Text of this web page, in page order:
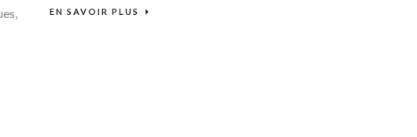
EN SAVOIR PLUS